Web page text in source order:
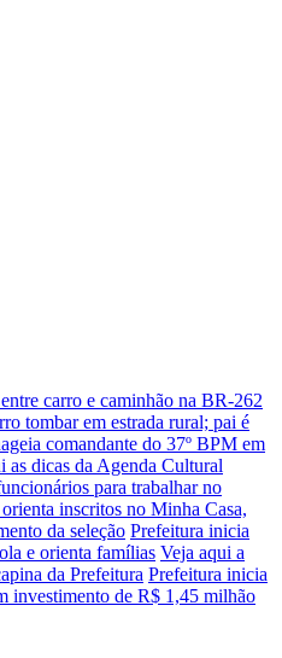
carro e caminhão na BR-262
tombar em estrada rural; pai é
comandante do 37º BPM em
as dicas da Agenda Cultural
para trabalhar no
inscritos no Minha Casa,
da seleção Prefeitura inicia
e orienta famílias Veja aqui a
da Prefeitura Prefeitura inicia
investimento de R$ 1,45 milhão